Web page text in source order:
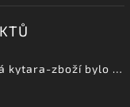
Aria PE DLX VCS - elektrická kytara-zboží bylo vystaveno na prodejně